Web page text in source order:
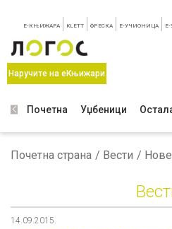
E-КЊИЖАРА KLETT ФРЕСКА E-УЧИОНИЦА
Наручите на еКњижари
Почетна Уџбеници
Почетна страна Вести
14.09.2015.